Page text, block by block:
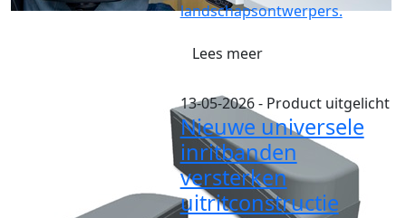
landschapsontwerpers.
Lees meer
13-05-2026- Product uitgelicht
Nieuwe universele
inritbanden
versterken
uitritconstructie